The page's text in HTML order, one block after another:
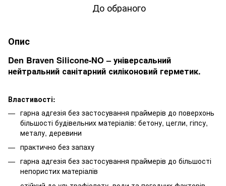
До обраного
Опис
Den Braven Silicone-NO – універсальний
нейтральний санітарний силіконовий герметик.
Властивості:
гарна адгезія без застосування праймерів до поверхонь
більшості будівельних матеріалів: бетону, цегли, гіпсу,
металу, деревини
практично без запаху
гарна адгезія без застосування праймерів до більшості
непористих матеріалів